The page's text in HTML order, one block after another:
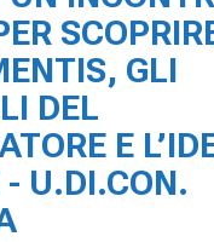
GLI
DEL
E
- U.DI.CON.